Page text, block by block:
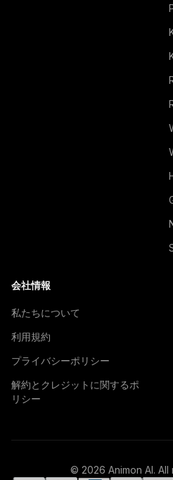
会社情報
私たちについて
利用規約
プライバシーポリシー
解約とクレジットに関するポ
リシー
© 2026 Animon AI.